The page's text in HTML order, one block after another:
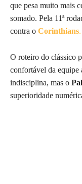
que pesa muito mais
somado. Pela 11ª
contra o Corinthians.
O roteiro do clássico
confortável da
indisciplina, mas o
superioridade